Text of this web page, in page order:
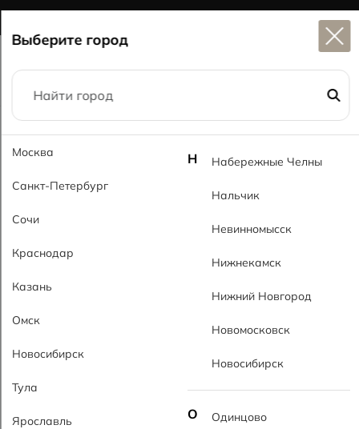
Главная Каталог
73,5x73,5
Савана светло-серый MT Savana Gray Light MT
Выберите город
Москва
Санкт-Петербург
Сочи
Краснодар
Казань
Омск
Новосибирск
Тула
Ярославль
Н Набережные Челны
Нальчик
Невинномысск
Нижнекамск
Нижний Новгород
Новомосковск
Новосибирск
О Одинцово